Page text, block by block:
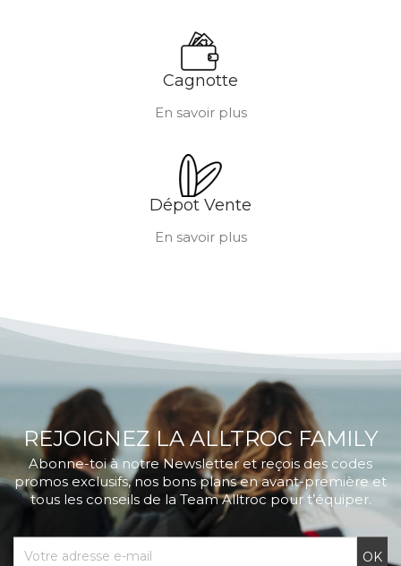
Cagnotte
En savoir plus
Dépot Vente
En savoir plus
REJOIGNEZ LA ALLTROC FAMILY
Abonne-toi à notre Newsletter et reçois des codes
promos exclusifs, nos bons plans en avant-première et
tous les conseils de la Team Alltroc pour t’équiper.